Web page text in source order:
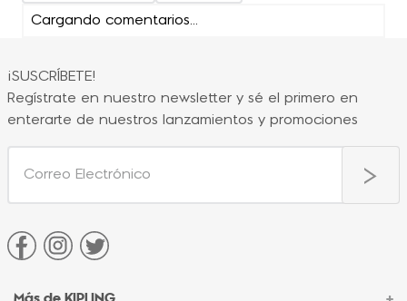
Cargando comentarios…
¡SUSCRÍBETE!
Regístrate en nuestro newsletter y sé el primero en
enterarte de nuestros lanzamientos y promociones